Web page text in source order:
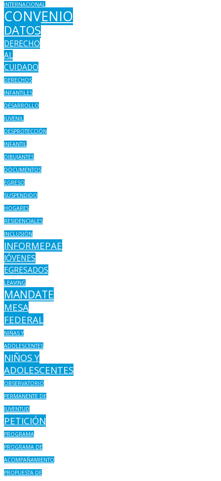
INTERNACIONAL
CONVENIO
DATOS
DERECHO
AL
CUIDADO
DERECHOS
INFANTILES
DESARROLLO
JUVENIL
DESPROTECCIÓN
INFANTIL
DIBUJANTES
DOCUMENTOS
EGRESO
SUSPENDIDO
HOGARES
RESIDENCIALES
INCLUSIÓN
INFORMEPAE
JÓVENES
EGRESADOS
LEAVING
MANDATE
MESA
FEDERAL
NIÑAS Y
ADOLESCENTES
NIÑOS Y
ADOLESCENTES
OBSERVATORIO
PERMANENTE DE
JUVENTUD
PETICIÓN
PROGRAMA
PROGRAMA DE
ACOMPAÑAMIENTO
PROPUESTA DE